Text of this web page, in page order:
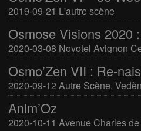
2019-09-21 L'autre scène
2020-03-08 Novotel Avignon
Osmo’Zen VII : Re-
2020-09-12 Autre Scène,
Anim’Oz